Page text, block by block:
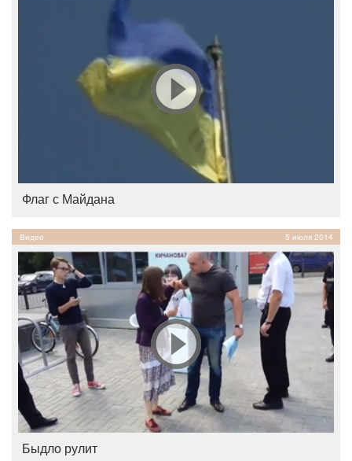
Флаг с Майдана
Видео 5 июля 2014
Быдло рулит